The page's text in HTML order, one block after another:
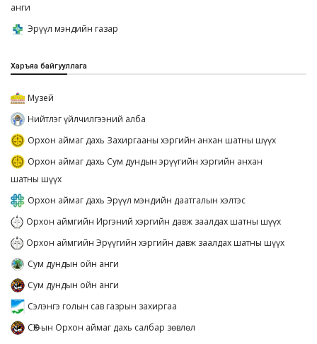
анги
Эрүүл мэндийн газар
Харъяа байгууллага
Музей
Нийтлэг үйлчилгээний алба
Орхон аймаг дахь Захиргааны хэргийн анхан шатны шүүх
Орхон аймаг дахь Сум дундын эрүүгийн хэргийн анхан
шатны шүүх
Орхон аймаг дахь Эрүүл мэндийн даатгалын хэлтэс
Орхон аймгийн Иргэний хэргийн давж заалдах шатны шүүх
Орхон аймгийн Эрүүгийн хэргийн давж заалдах шатны шүүх
Сум дундын ойн анги
Сум дундын ойн анги
Сэлэнгэ голын сав газрын захиргаа
СӨХ-ын Орхон аймаг дахь салбар зөвлөл